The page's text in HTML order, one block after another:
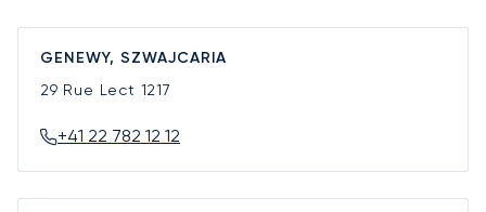
GENEWY, SZWAJCARIA
29 Rue Lect 1217
+41 22 782 12 12